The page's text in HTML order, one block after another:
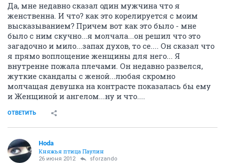
Да, мне недавно сказал один мужчина что я
женственна. И что? как это корелируется с моим
высказыванием? Причем вот как это было - мне
было с ним скучно...я молчала...он решил что это
загадочно и мило...запах духов, то се.... Он сказал что
я прямо воплощение женщины для него... Я
внутренне пожала плечами. Он недавно развелся,
жуткие скандалы с женой...любая скромно
молчащая девушка на контрасте показалась бы ему
и Женщиной и ангелом...ну и что....
ОТВЕТИТЬ
Hoda
Княжья птица Паулин
26 июня 2012 sforzando